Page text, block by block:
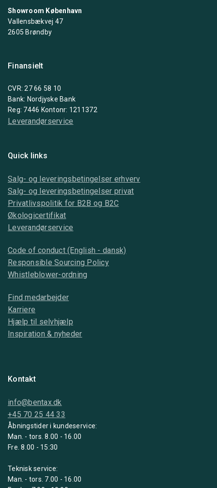
Showroom København
Vallensbækvej 47
2605 Brøndby
Finansielt
CVR: 27 66 58 10
Bank: Nordjyske Bank
Reg: 7446 Kontonr: 1211372
Leverandørservice
Quick links
Salg- og leveringsbetingelser erhverv
Salg- og leveringsbetingelser privat
Privatlivspolitik for B2B og B2C
Økologicertifikat
Leverandørservice
Code of conduct (English - dansk)
Responsible Sourcing Policy
Whistleblower-ordning
Find medarbejder
Karriere
Hjælp til selvhjælp
Inspiration & nyheder
Kontakt
info@bentax.dk
+45 70 25 44 33
Åbningstider i kundeservice:
Man. - tors. 8.00 - 16.00
Fre. 8.00 - 15:30
Teknisk service:
Man. - tors. 7.00 - 16.00